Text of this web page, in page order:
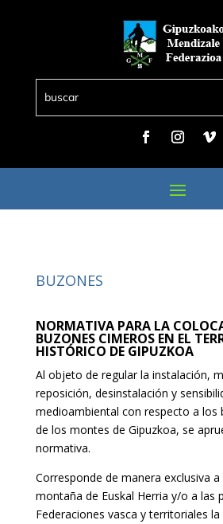
BUZONES
NORMATIVA PARA LA
BUZONES CIMEROS EN EL
HISTÓRICO DE GIPUZKOA
Al objeto de regular la instalación,
reposición, desinstalación y
medioambiental con respecto a los
de los montes de Gipuzkoa, se
normativa.
Corresponde de manera exclusiva
montaña de Euskal Herria y/o a las
Federaciones vasca y territoriales